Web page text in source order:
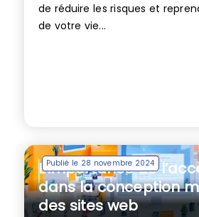
de réduire les risques et
de votre vie...
Publié le 28 novembre 2024
L’importance de
dans la conception
des sites web